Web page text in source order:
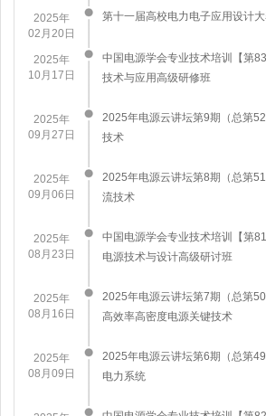
2025年
02月20日
第十一届高校电力电子应用设计
2025年
10月17日
中国电源学会专业技术培训【第
技术与应用高级研修班
2025年
09月27日
2025年电源云讲坛第9期（总第
技术
2025年
09月06日
2025年电源云讲坛第8期（总第
流技术
2025年
08月23日
中国电源学会专业技术培训【第
电源技术与设计高级研讨班
2025年
08月16日
​2025年电源云讲坛第7期（总第
高效率高密度电源关键技术
2025年
08月09日
2025年电源云讲坛第6期（总第
电力系统